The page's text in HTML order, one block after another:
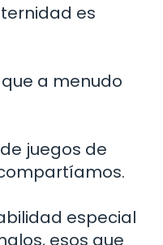
es
a menudo
juegos de
especial
esos que